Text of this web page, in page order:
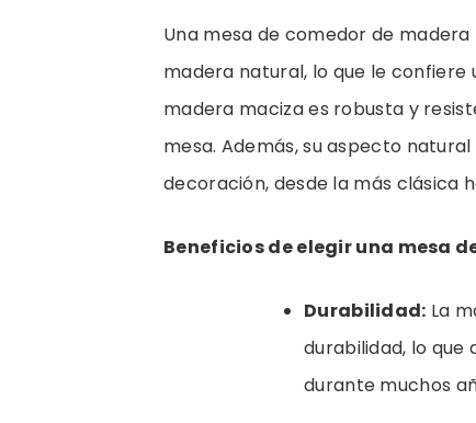
Una mesa de comedor de
madera natural, lo que le confiere
madera maciza es robusta y
mesa. Además, su aspecto
decoración, desde la más clásica
Beneficios de elegir una mesa
Durabilidad: La
durabilidad, lo
durante muchos